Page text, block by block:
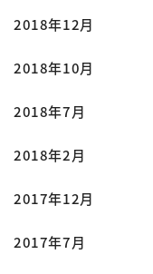
2018年12月
2018年10月
2018年7月
2018年2月
2017年12月
2017年7月